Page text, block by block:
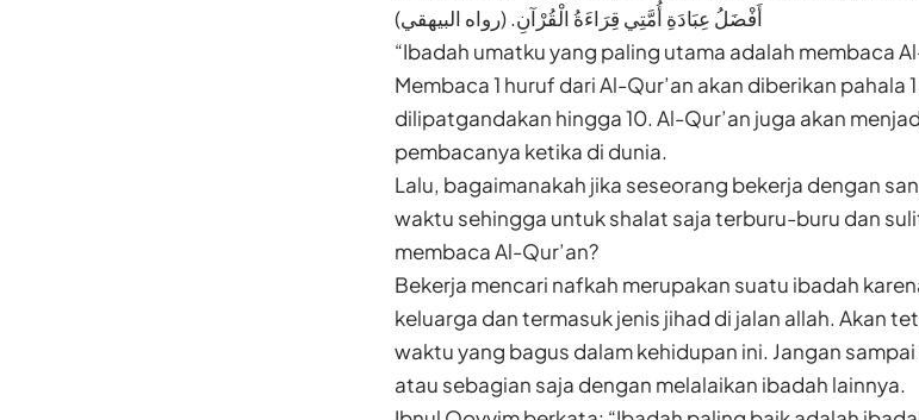
أَفْضَلُ عِبَادَةِ أُمَّتِي قِرَاءَةُ الْقُرْآنِ. (رواه البيهقي)
“Ibadah umatku yang paling utama adalah membaca
Membaca 1 huruf dari Al-Qur’an akan diberikan pahala
dilipatgandakan hingga 10. Al-Qur’an juga akan
pembacanya ketika di dunia.
Lalu, bagaimanakah jika seseorang bekerja dengan
waktu sehingga untuk shalat saja terburu-buru dan
membaca Al-Qur’an?
Bekerja mencari nafkah merupakan suatu ibadah
keluarga dan termasuk jenis jihad di jalan allah. Akan
waktu yang bagus dalam kehidupan ini. Jangan
atau sebagian saja dengan melalaikan ibadah lainnya.